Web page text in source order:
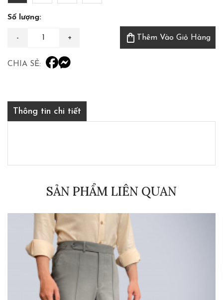
Số lượng:
shopping_bag Thêm Vào Giỏ Hàng
CHIA SẺ:
Thông tin chi tiết
SẢN PHẨM LIÊN QUAN